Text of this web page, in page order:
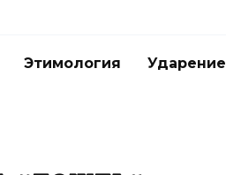
Этимология Ударение